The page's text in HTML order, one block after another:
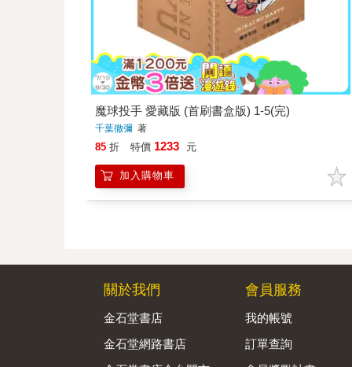
魔球投手 愛藏版 (首刷書盒版) 1-5(完)
千葉徹彌著
85 折 特價 1233 元
加入購物車
關於我們
金石堂書店
金石堂網路書店
會員服務
我的帳號
訂單查詢